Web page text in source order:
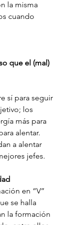
la misma
cuando
que el (mal)
sí para seguir
los
más para
alentar.
a alentar
jefes.
en “V”
se halla
la formación